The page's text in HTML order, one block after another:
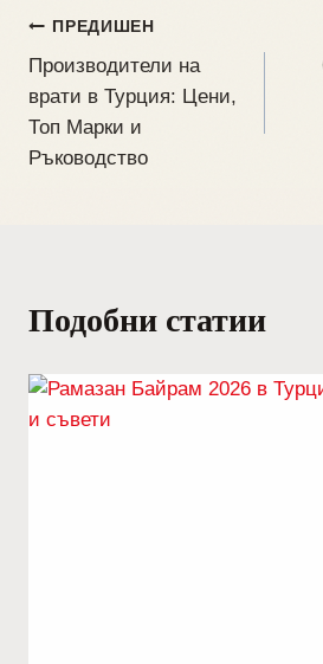
ПРЕДИШЕН
Производители на
врати в Турция: Цени,
Топ Марки и
Ръководство
Подобни статии